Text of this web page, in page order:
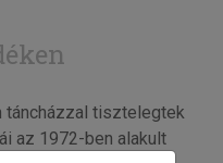
táncházzal tisztelegtek
az 1972-ben alakult